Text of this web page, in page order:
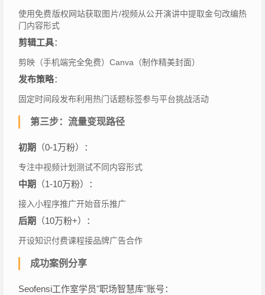
使用免费版权网站获取图片/视频从公开演讲中提取金句改编热
门内容形式
剪辑工具：
剪映（手机端完全免费）Canva（制作精美封面）
发布策略：
固定时间段发布利用热门话题标签参与平台挑战活动
第三步：流量变现路径
初期 （0-1万粉）：
专注中视频计划测试不同内容形式
中期 （1-10万粉）：
接入小程序推广开始音乐推广
后期 （10万粉+）：
开设知识付费课程接品牌广告合作
成功案例分享
Seofensi工作室学员"职场智慧库"账号：